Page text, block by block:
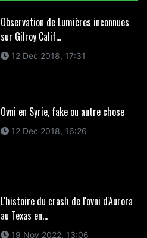
Observation de Lumières inconnues
sur Gilroy Calif...
12 Dec 2018, 17:31
Ovni en Syrie, fake ou autre chose
12 Dec 2018, 16:26
L'histoire du crash de l'ovni d'Aurora
au Texas en...
19 Nov 2022, 13:06